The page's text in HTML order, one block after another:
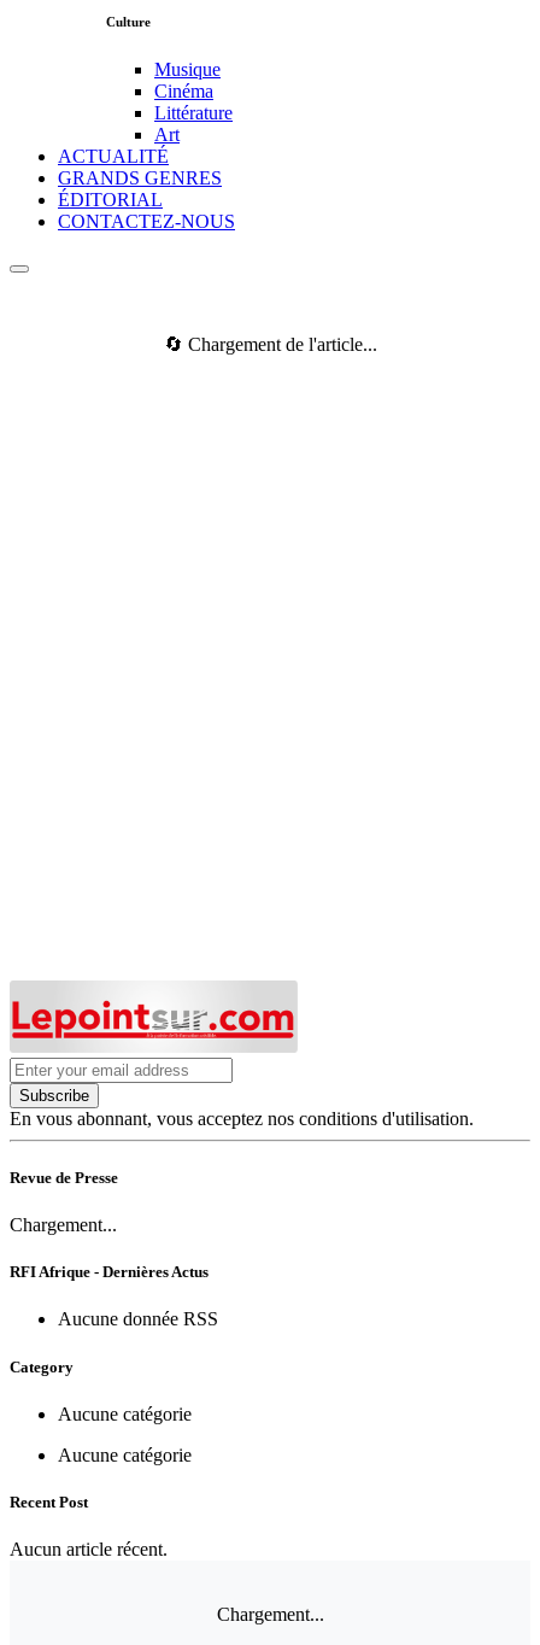
Culture
Musique
Cinéma
Littérature
Art
ACTUALITÉ
GRANDS GENRES
ÉDITORIAL
CONTACTEZ-NOUS
🔄 Chargement de l'article...
Subscribe
En vous abonnant, vous acceptez nos conditions d'utilisation.
Revue de Presse
Chargement...
RFI Afrique - Dernières Actus
Aucune donnée RSS
Category
Aucune catégorie
Aucune catégorie
Recent Post
Aucun article récent.
Chargement...